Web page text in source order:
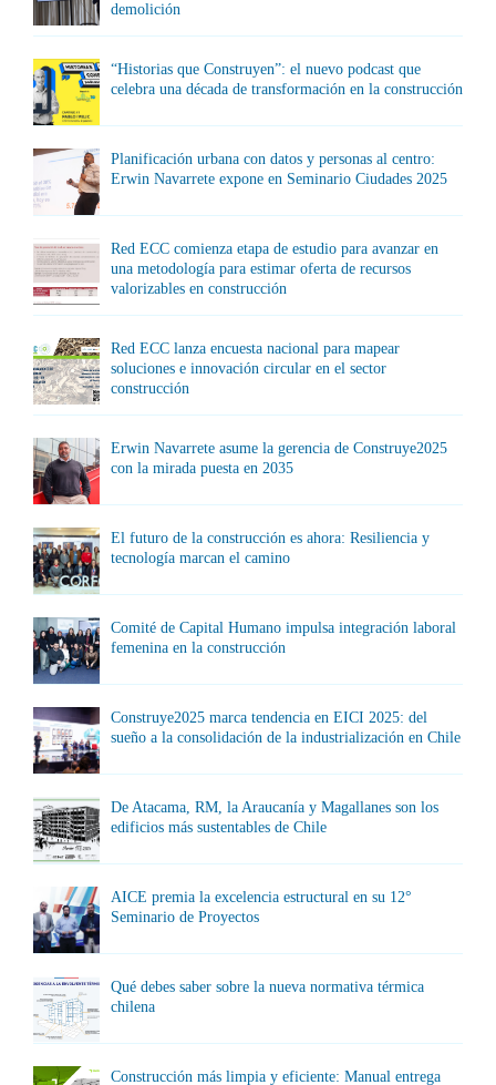
demolición
“Historias que Construyen”: el nuevo podcast que
celebra una década de transformación en la construcción
Planificación urbana con datos y personas al centro:
Erwin Navarrete expone en Seminario Ciudades 2025
Red ECC comienza etapa de estudio para avanzar en
una metodología para estimar oferta de recursos
valorizables en construcción
Red ECC lanza encuesta nacional para mapear
soluciones e innovación circular en el sector
construcción
Erwin Navarrete asume la gerencia de Construye2025
con la mirada puesta en 2035
El futuro de la construcción es ahora: Resiliencia y
tecnología marcan el camino
Comité de Capital Humano impulsa integración laboral
femenina en la construcción
Construye2025 marca tendencia en EICI 2025: del
sueño a la consolidación de la industrialización en Chile
De Atacama, RM, la Araucanía y Magallanes son los
edificios más sustentables de Chile
AICE premia la excelencia estructural en su 12°
Seminario de Proyectos
Qué debes saber sobre la nueva normativa térmica
chilena
Construcción más limpia y eficiente: Manual entrega